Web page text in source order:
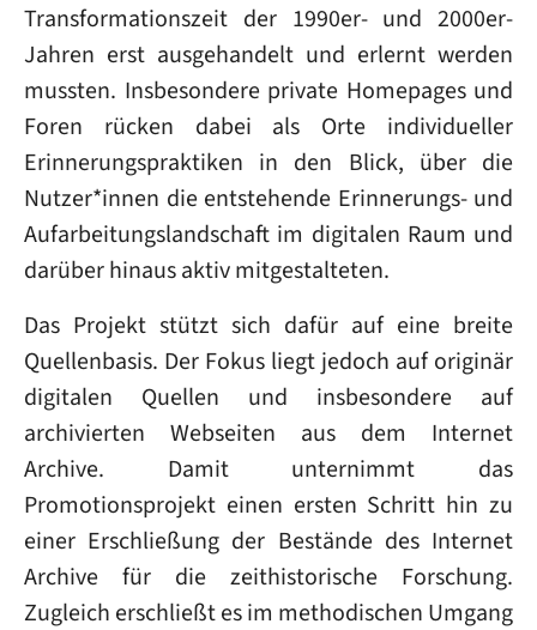
Transformationszeit der 1990er- und 2000er-
Jahren erst ausgehandelt und erlernt werden
mussten. Insbesondere private Homepages und
Foren rücken dabei als Orte individueller
Erinnerungspraktiken in den Blick, über die
Nutzer*innen die entstehende Erinnerungs- und
Aufarbeitungslandschaft im digitalen Raum und
darüber hinaus aktiv mitgestalteten.
Das Projekt stützt sich dafür auf eine breite
Quellenbasis. Der Fokus liegt jedoch auf originär
digitalen Quellen und insbesondere auf
archivierten Webseiten aus dem Internet
Archive. Damit unternimmt das
Promotionsprojekt einen ersten Schritt hin zu
einer Erschließung der Bestände des Internet
Archive für die zeithistorische Forschung.
Zugleich erschließt es im methodischen Umgang